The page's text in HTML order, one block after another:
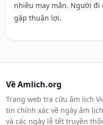
nhiều may mắn. Người đi
gặp thuận lợi.
Về Amlich.org
Trang web tra cứu âm lịch
tin chính xác về ngày âm
và các ngày lễ tết truyền